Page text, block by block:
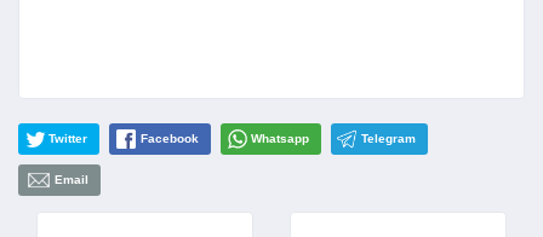
Twitter Facebook Whatsapp Telegram
Email